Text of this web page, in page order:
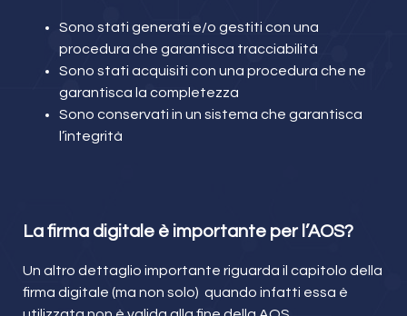
Sono stati generati e/o gestiti con una
procedura che garantisca tracciabilità
Sono stati acquisiti con una procedura che ne
garantisca la completezza
Sono conservati in un sistema che garantisca
l’integrità
La firma digitale è importante per l’AOS?
Un altro dettaglio importante riguarda il capitolo della
firma digitale (ma non solo) quando infatti essa è